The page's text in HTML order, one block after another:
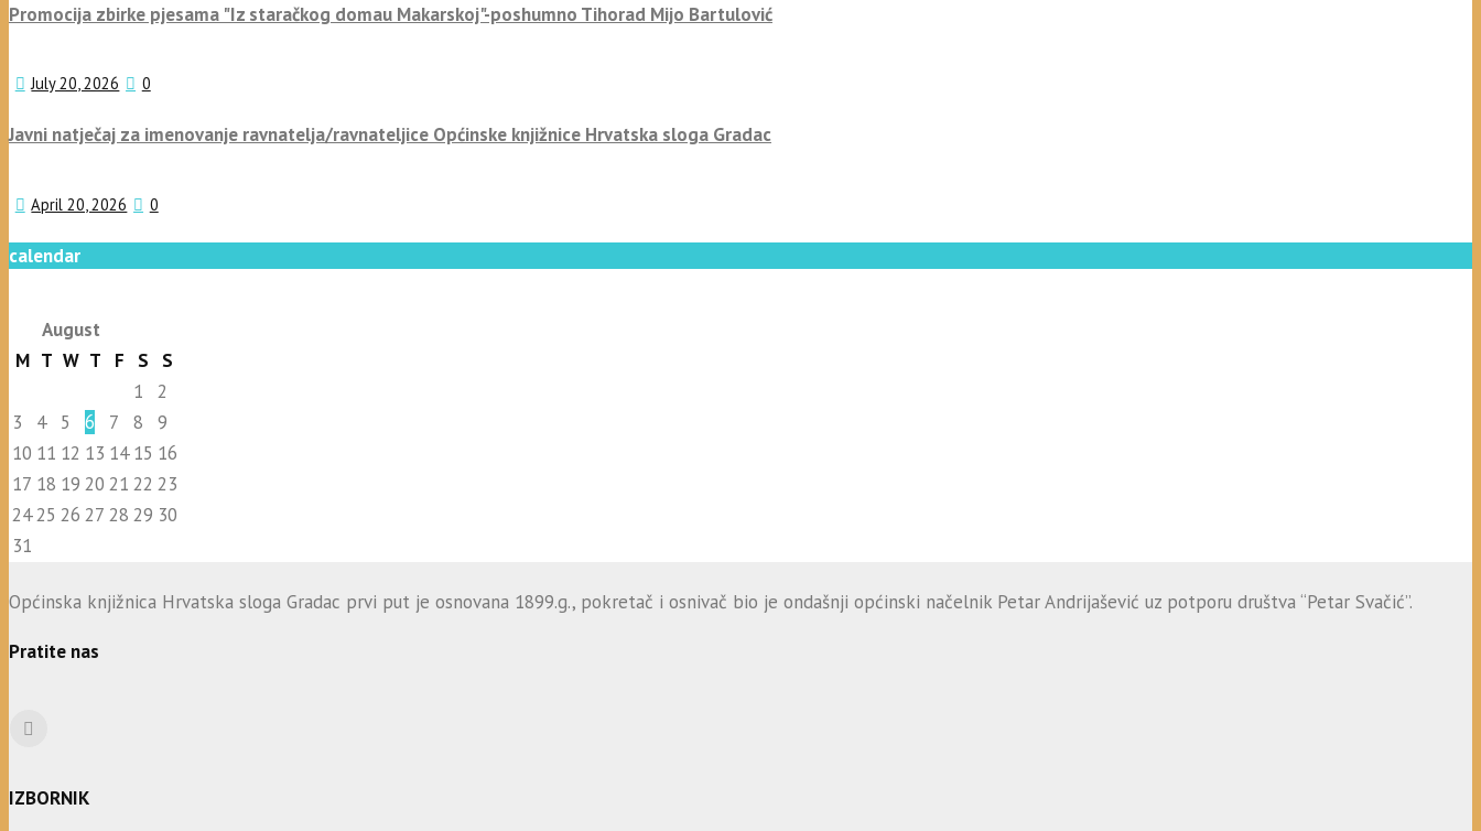
Promocija zbirke pjesama "Iz staračkog domau Makarskoj"-poshumno Tihorad Mijo Bartulović
July 20, 2026 0
Javni natječaj za imenovanje ravnatelja/ravnateljice Općinske knjižnice Hrvatska sloga Gradac
April 20, 2026 0
calendar
August
M T W T F S
S
1
2
3
4 5 6 7 8
9
10 11 12 13 14 15 16
17 18 19 20 21 22 23
2425 26 27 28 29 30
31
Općinska knjižnica Hrvatska sloga Gradac prvi put je osnovana 1899.g., pokretač i osnivač bio je ondašnji općinski načelnik Petar Andrijašević uz potporu društva “Petar Svačić”.
Pratite nas
IZBORNIK